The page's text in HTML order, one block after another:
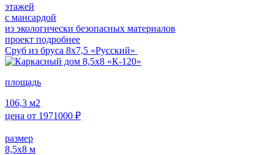
этажей
с мансардой
из экологически безопасных материалов
проект подробнее
Сруб из бруса 8х7,5 «Русский»
площадь
106,3 м2
цена от 1971000 ₽
размер
8,5х8 м